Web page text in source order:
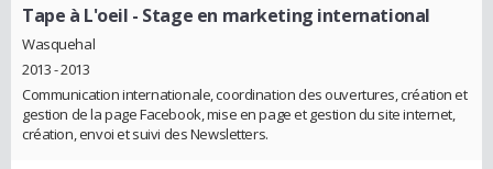
Tape à L'oeil - Stage en marketing international
Wasquehal
2013 - 2013
Communication internationale, coordination des ouvertures, création et
gestion de la page Facebook, mise en page et gestion du site internet,
création, envoi et suivi des Newsletters.